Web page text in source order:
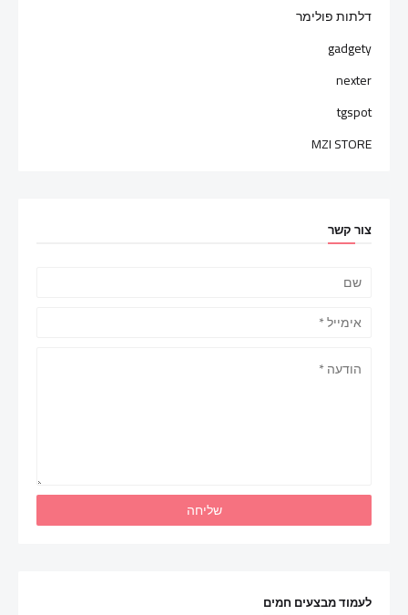
דלתות פולימר
gadgety
nexter
tgspot
MZI STORE
צור קשר
לעמוד מבצעים חמים